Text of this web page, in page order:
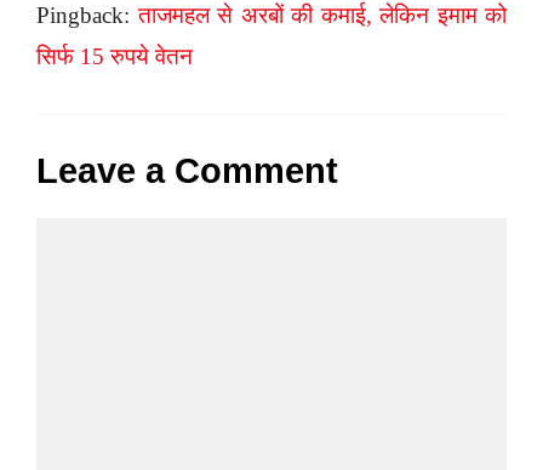
Pingback:ताजमहल से अरबों की कमाई, लेकिन इमाम को
सिर्फ 15 रुपये वेतन
Leave a Comment